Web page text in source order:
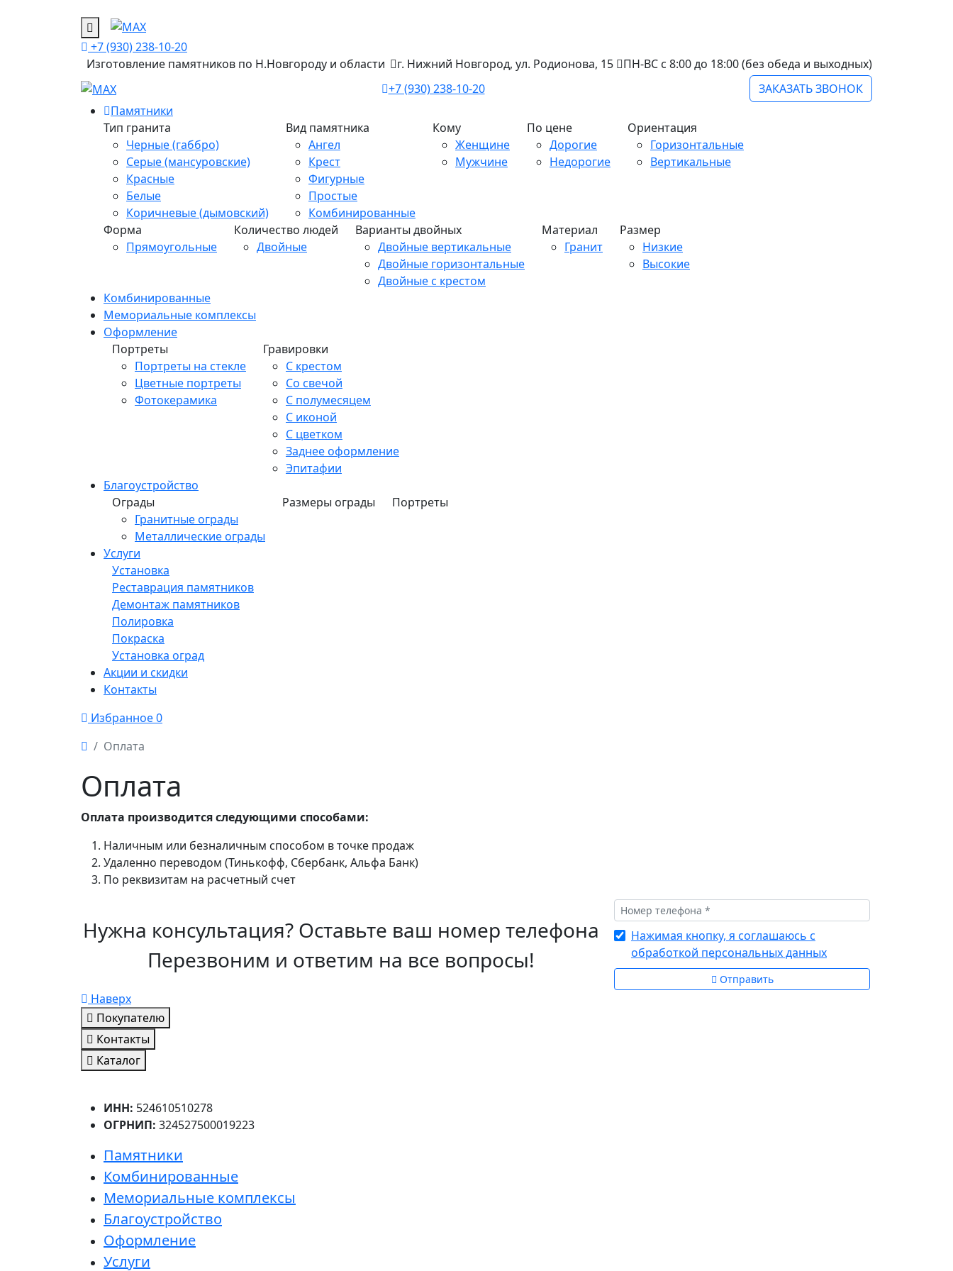
+7 (930) 238-10-20
Изготовление памятников по Н.Новгороду и области г. Нижний Новгород, ул. Родионова, 15
ПН-ВС с 8:00 до 18:00 (без обеда и выходных)
+7 (930) 238-10-20
ЗАКАЗАТЬ ЗВОНОК
Памятники
Тип гранита
Черные (габбро)
Серые (мансуровские)
Красные
Белые
Коричневые (дымовский)
Вид памятника
Ангел
Крест
Фигурные
Простые
Комбинированные
Кому
Женщине
Мужчине
По цене
Дорогие
Недорогие
Ориентация
Горизонтальные
Вертикальные
Форма
Прямоугольные
Количество людей
Двойные
Варианты двойных
Двойные вертикальные
Двойные горизонтальные
Двойные с крестом
Материал
Гранит
Размер
Низкие
Высокие
Комбинированные
Мемориальные комплексы
Оформление
Портреты
Портреты на стекле
Цветные портреты
Фотокерамика
Гравировки
С крестом
Со свечой
С полумесяцем
С иконой
С цветком
Заднее оформление
Эпитафии
Благоустройство
Ограды
Гранитные ограды
Металлические ограды
Размеры ограды Портреты
Услуги
Установка
Реставрация памятников
Демонтаж памятников
Полировка
Покраска
Установка оград
Акции и скидки
Контакты
Избранное0
Оплата
Оплата
Оплата производится следующими способами:
Наличным или безналичным способом в точке продаж
Удаленно переводом (Тинькофф, Сбербанк, Альфа Банк)
По реквизитам на расчетный счет
Нужна консультация? Оставьте ваш номер телефона
Перезвоним и ответим на все вопросы!
Нажимая кнопку, я соглашаюсь с
обработкой персональных данных
Отправить
Наверх
Покупателю
Контакты
Каталог
ИНН: 524610510278
ОГРНИП: 324527500019223
Памятники
Комбинированные
Мемориальные комплексы
Благоустройство
Оформление
Услуги